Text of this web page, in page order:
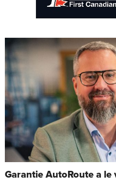
Garantie AutoRoute a le